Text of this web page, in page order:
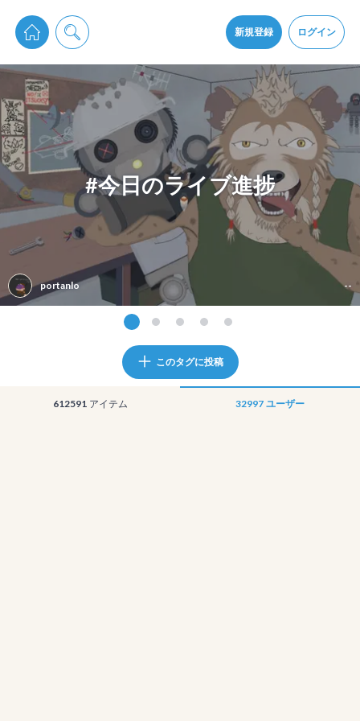
新規登録 ログイン
pixiv Sketchは2024年5月28日付で プライパシーポリシーを改定しました。
通知を受け取るにはここをクリックします
pixiv Sketchアプリでさらに快適に！
アプリをインストール
#今日のライブ進捗
portanlo --
このタグに投稿
612591 アイテム 32997 ユーザー